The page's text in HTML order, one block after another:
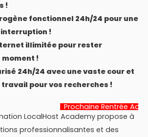
!
fonctionnel 24h/24 pour une
!
illimitée pour rester
!
24h/24 avec une vaste cour et
pour vos recherches !
Prochaine Rentrée Académique:
22
LocalHost Academy propose à
professionnalisantes et des